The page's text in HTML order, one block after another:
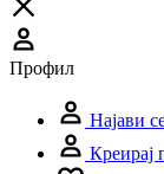
Профил
Најави
Креирај